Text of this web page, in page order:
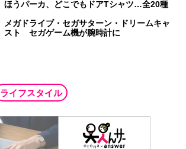
ほうパーカ、どこでもドアTシャツ…全20種
メガドライブ・セガサターン・ドリームキャ
スト セガゲーム機が腕時計に
ライフスタイル